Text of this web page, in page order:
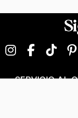
SERVICIO AL